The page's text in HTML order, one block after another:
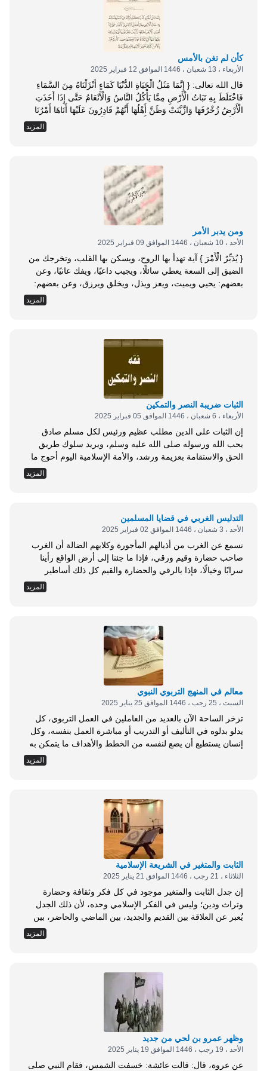
كأن لم تغن بالأمس
الأربعاء ، 13 شعبان ، 1446 الموافق 12 فبراير 2025
قال الله تعالى: { إِنَّمَا مَثَلُ الْحَيَاةِ الدُّنْيَا كَمَاءٍ أَنْزَلْنَاهُ مِنَ السَّمَاءِ
فَاخْتَلَطَ بِهِ نَبَاتُ الْأَرْضِ مِمَّا يَأْكُلُ النَّاسُ وَالْأَنْعَامُ حَتَّى إِذَا أَخَذَتِ
الْأَرْضُ زُخْرُفَهَا وَازَّيَّنَتْ وَظَنَّ أَهْلُهَا أَنَّهُمْ قَادِرُونَ عَلَيْهَا أَتَاهَا أَمْرُنَا
لَيْلًا أَوْ نَهَارًا فَجَعَلْنَاهَا حَصِيدًا كَأَنْ لَمْ تَغْنَ بِالْأَمْسِ كَذَلِكَ نُفَصِّلُ
الْآيَاتِ لِقَوْمٍ يَتَفَكَّرُونَ (24) } [يونس: 24]. لما كان سبب بغى
المزيد
ومن يدبر الأمر
الأحد ، 10 شعبان ، 1446 الموافق 09 فبراير 2025
{ يُدَبِّرُ الْأَمْرَ } آية تهدأ بها الروح، ويسكن بها القلب، وتخرجك من
الضيق إلى السعة يعطي سائلًا، ويجيب داعيًا، ويفك عانيًا، وعن
بعضهم: يحيي ويميت، ويعز ويذل، ويخلق ويرزق، وعن بعضهم:
يعتق رقابًا، ويعطي رغابًا، ويفحم خطابًا. قال المفسرون: من
شأنه أن يحي ويميت ويرزق، ويغفر ذنبًا، ويفرج كربًا، ويكشف
المزيد
الثبات ضريبة النصر والتمكين
الأربعاء ، 6 شعبان ، 1446 الموافق 05 فبراير 2025
إن الثبات على الدين مطلب عظيم ورئيس لكل مسلم صادق
يحب الله ورسوله صلى الله عليه وسلم، ويريد سلوك طريق
الحق والاستقامة بعزيمة ورشد، والأمة الإسلامية اليوم أحوج ما
وأصناف الشهوات والشبهات، فضلًا عن تداعي الأمم عليها، وطمع
المزيد
التدليس الغربي في قضايا المسلمين
الأحد ، 3 شعبان ، 1446 الموافق 02 فبراير 2025
نسمع عن الغرب من أذيالهم المأجورة وكلابهم الضالة أن الغرب
صاحب حضارة وقيم ورقي، فإذا ما جئنا إلى أرض الواقع رأينا
سرابًا وخيالًا، فإذا بالرقي والحضارة والقيم كل ذلك أساطير
والازدواجية في التعامل مع قضايا المسلمين سماتهم وأخلاقهم،
المزيد
معالم في المنهج التربوي النبوي
السبت ، 25 رجب ، 1446 الموافق 25 يناير 2025
تزخر الساحة الآن بالعديد من العاملين في العمل التربوي، كل
يدلو بدلوه في التأليف أو التدريب أو مباشرة العمل بنفسه، وكل
إنسان يستطيع أن يضع لنفسه من الخطط والأهداف ما يتمكن به
من الوصول للغاية التي يريدها مع من يمارس معهم التربية. لكن
النبي صلى الله عليه وسلم هو أفضل من ربى، وأعظم من قاد،
المزيد
الثابت والمتغير في الشريعة الإسلامية
الثلاثاء ، 21 رجب ، 1446 الموافق 21 يناير 2025
إن جدل الثابت والمتغير موجود في كل فكر وثقافة وحضارة
وتراث ودين؛ وليس في الفكر الإسلامي وحده، لأن ذلك الجدل
يُعبر عن العلاقة بين القديم والجديد، بين الماضي والحاضر، بين
الأصالة والمعاصرة، بين النقل والابداع، بين التقدّم والتأخر، بين
الثبات والحركة في تاريخ الأمم والشعوب، لا غنى لأحدهما عن
المزيد
وظهر عمرو بن لحي من جديد
الأحد ، 19 رجب ، 1446 الموافق 19 يناير 2025
عن عروة، قال: قالت عائشة: خسفت الشمس، فقام النبي صلى